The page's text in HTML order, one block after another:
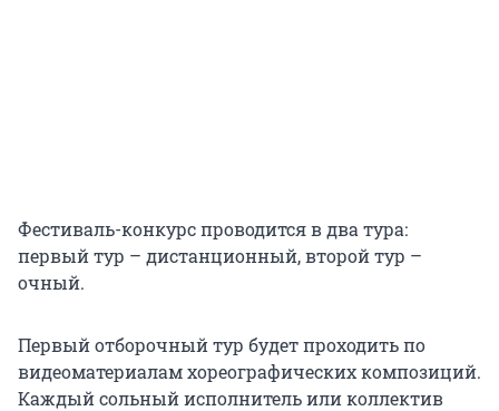
Фестиваль-конкурс проводится в два тура:
первый тур – дистанционный, второй тур –
очный.
Первый отборочный тур будет проходить по
видеоматериалам хореографических композиций.
Каждый сольный исполнитель или коллектив